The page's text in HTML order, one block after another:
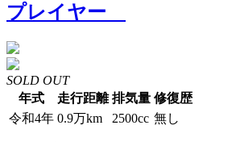
プレイヤー
SOLD OUT
年式
走行距離 排気量 修復歴
令和4年 0.9万km 2500cc 無し